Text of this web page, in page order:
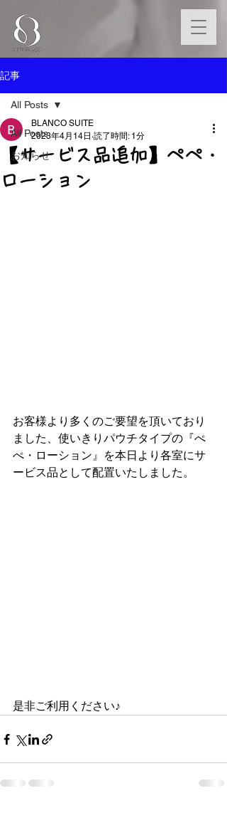
記事
All Posts
お知らせ
All Posts
【サービス品追加】ぺぺ・
ローション
BLANCO SUITE
2023年4月14日 読了時間: 1分
お客様より多くのご要望を頂いており
ました、使いきりパウチタイプの『ぺ
ぺ・ローション』を本日より各室にサ
ービス品として配置いたしました。
是非ご利用ください♪